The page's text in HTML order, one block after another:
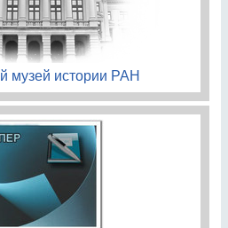
музей истории РАН